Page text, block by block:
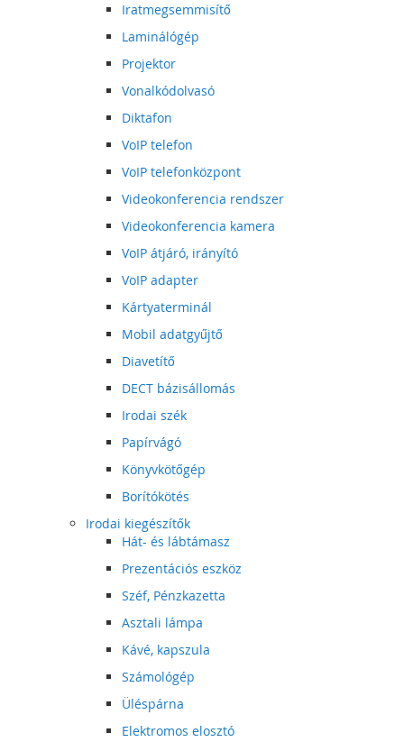
Iratmegsemmisítő
Laminálógép
Projektor
Vonalkódolvasó
Diktafon
VoIP telefon
VoIP telefonközpont
Videokonferencia rendszer
Videokonferencia kamera
VoIP átjáró, irányító
VoIP adapter
Kártyaterminál
Mobil adatgyűjtő
Diavetítő
DECT bázisállomás
Irodai szék
Papírvágó
Könyvkötőgép
Borítókötés
Irodai kiegészítők
Hát- és lábtámasz
Prezentációs eszköz
Széf, Pénzkazetta
Asztali lámpa
Kávé, kapszula
Számológép
Üléspárna
Elektromos elosztó